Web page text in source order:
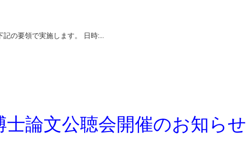
の要領で実施します。 日時:…
士論文公聴会開催のお知らせ